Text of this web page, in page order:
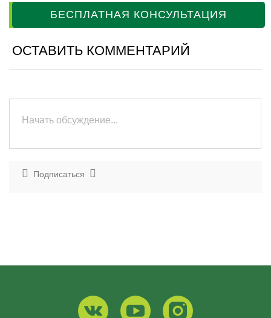
БЕСПЛАТНАЯ КОНСУЛЬТАЦИЯ
ОСТАВИТЬ КОММЕНТАРИЙ
Подписаться